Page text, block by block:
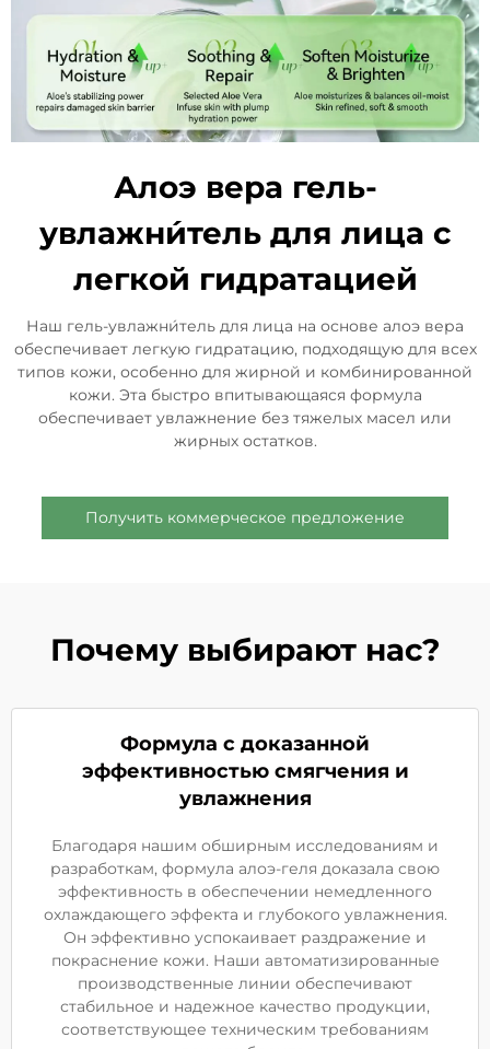
Алоэ вера гель-
увлажни́тель для лица с
легкой гидратацией
Наш гель-увлажни́тель для лица на основе алоэ вера
обеспечивает легкую гидратацию, подходящую для всех
типов кожи, особенно для жирной и комбинированной
кожи. Эта быстро впитывающаяся формула
обеспечивает увлажнение без тяжелых масел или
жирных остатков.
Получить коммерческое предложение
Почему выбирают нас?
Формула с доказанной
эффективностью смягчения и
увлажнения
Благодаря нашим обширным исследованиям и
разработкам, формула алоэ-геля доказала свою
эффективность в обеспечении немедленного
охлаждающего эффекта и глубокого увлажнения.
Он эффективно успокаивает раздражение и
покраснение кожи. Наши автоматизированные
производственные линии обеспечивают
стабильное и надежное качество продукции,
соответствующее техническим требованиям